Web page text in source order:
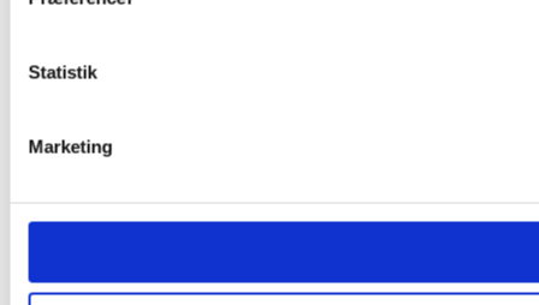
Statistik
Marketing